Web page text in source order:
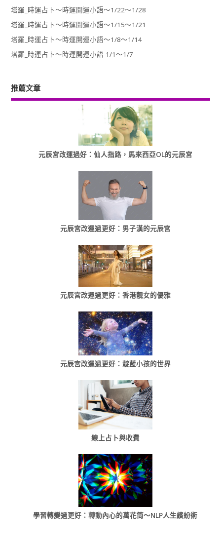
塔羅_時運占卜～時運開運小語～1/22～1/28
塔羅_時運占卜～時運開運小語～1/15～1/21
塔羅_時運占卜～時運開運小語～1/8～1/14
塔羅_時運占卜～時運開運小語 1/1～1/7
推薦文章
元辰宮改運過好：仙人指路，馬來西亞OL的元辰宮
元辰宮改運過更好：男子漢的元辰宮
元辰宮改運過更好：香港靓女的優雅
元辰宮改運過更好：靛藍小孩的世界
線上占卜與收費
學習轉變過更好：轉動內心的萬花筒～NLP人生繽紛術